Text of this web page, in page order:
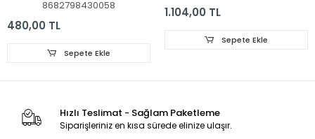
32GFB6728,
32VLE6730BP, Munich
A32L67525B,
Dortmund 32CLE5745,
LED
8682798430058
480,00 TL
Sepete Ekle
Grundig, 49GEU8955B,
49GEU8965B,
49GFU8960B,
05, LM41-00977A,
00978A,
1.104,00 TL
Sepete Ekle
Hızlı Teslimat - Sağlam Paketleme
Siparişleriniz en kısa sürede elinize ulaşır.